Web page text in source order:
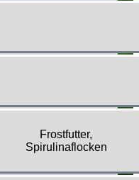
Frostfutter,
Spirulinaflocken